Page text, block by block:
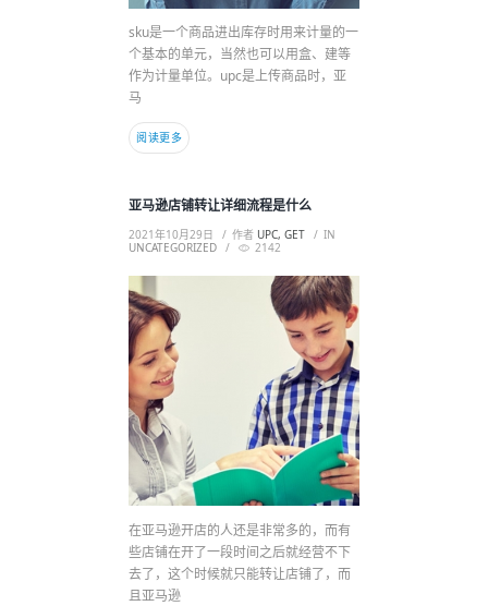
sku是一个商品进出库存时用来计量的一
个基本的单元，当然也可以用盒、建等
作为计量单位。upc是上传商品时，亚
马
阅读更多
亚马逊店铺转让详细流程是什么
2021年10月29日 作者 UPC, GET
IN
UNCATEGORIZED
2142
在亚马逊开店的人还是非常多的，而有
些店铺在开了一段时间之后就经营不下
去了，这个时候就只能转让店铺了，而
且亚马逊